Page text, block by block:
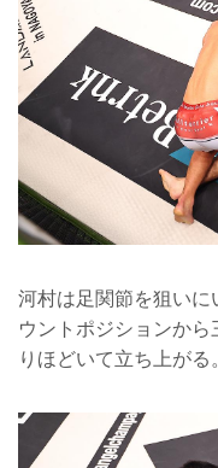
河村は足関節を狙い
ウントポジションか
りほどいて立ち上がる